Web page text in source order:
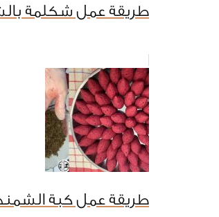
طريقة عمل شكلمة
طريقة عمل كبة